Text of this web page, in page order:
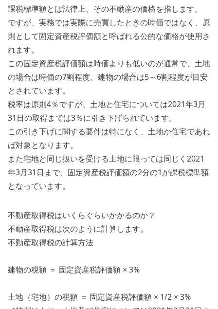
課税標準額とは法律上、その不動産の価格を指します。
ですが、実務では実際に売買したときの時価ではなく、原
則として固定資産税評価額と呼ばれる公的な価格が使用さ
れます。
この固定資産税評価額は時価よりも低いのが通常で、土地
の場合は時価の7割程度、建物の場合は5～6割程度が目安
とされています。
税率は原則4％ですが、土地と住宅については2021年3月
31日の取得までは3％に引き下げられています。
この引き下げに関する要件は特になく、土地か住宅であれ
ば対象となります。
また宅地と同じ扱いを受ける土地に限っては同じく2021
年3月31日まで、固定資産税評価額の2分の1が課税標準額
となっています。
不動産取得税はいくらぐらいかかるのか？
不動産取得税は次のように計算します。
不動産取得税の計算方法
建物の税額 ＝ 固定資産税評価額 × 3%
土地（宅地）の税額 ＝ 固定資産税評価額 × 1/2 × 3%